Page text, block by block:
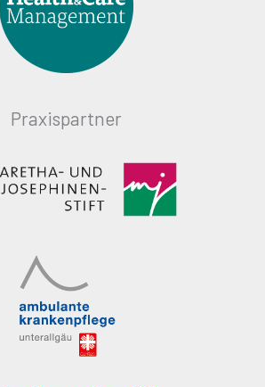
Praxispartner